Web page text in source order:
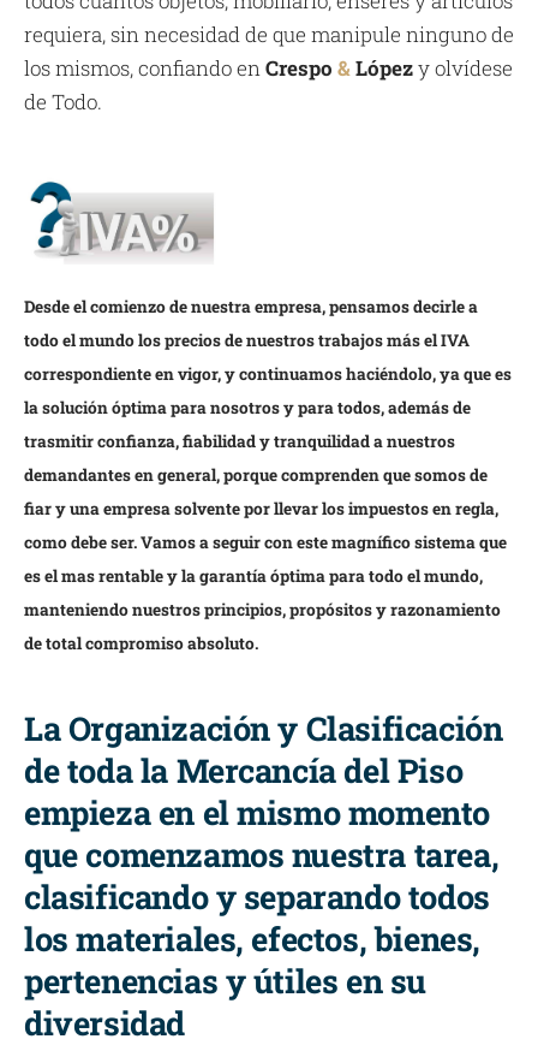
requiera, sin necesidad de que manipule ninguno de
los mismos, confiando enCrespo &Lópezy olvídese
de Todo.
Desde el comienzo de nuestra empresa, pensamos decirle a
todo el mundo los precios de nuestros trabajos más el IVA
correspondiente en vigor, y continuamos haciéndolo, ya que es
la solución óptima para nosotros y para todos, además de
trasmitir confianza, fiabilidad y tranquilidad a nuestros
demandantes en general, porque comprenden que somos de
fiar y una empresa solvente por llevar los impuestos en regla,
como debe ser. Vamos a seguir con este magnífico sistema que
es el mas rentable y la garantía óptima para todo el mundo,
manteniendo nuestros principios, propósitos y razonamiento
de total compromiso absoluto.
La Organización y Clasificación
de toda la Mercancía del Piso
empieza en el mismo momento
que comenzamos nuestra tarea,
clasificando y separando todos
los materiales, efectos, bienes,
pertenencias y útiles en su
diversidad